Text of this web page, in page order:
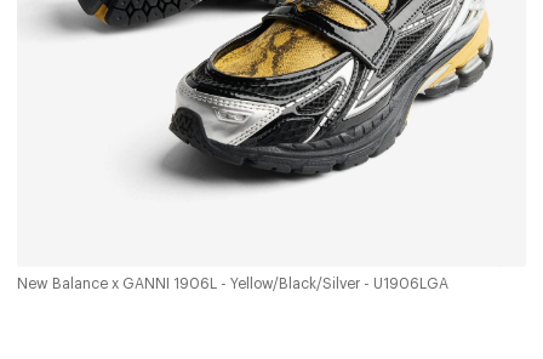
New Balance x GANNI 1906L - Yellow/Black/Silver - U1906LGA